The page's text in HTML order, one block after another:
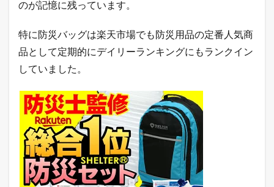
は
な
い
「
裏
ザ
」
を
L
I
N
E
だ
け
のが記憶に残っています。
特に防災バッグは楽天市場でも防災用品の定番人気商
品として定期的にデイリーランキングにもランクイン
していました。